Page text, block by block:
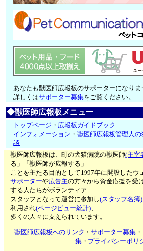
あなたも獣医師広報板のサポーターになりま
詳しくはサポーター募集をご覧ください。
◆獣医師広報板メニュー
トップページ ・ 広報板ガイドブック
インフォメーション ・獣医師広報板管理人の
談
獣医師広報板は、町の犬猫病院の獣医師(主宰
る」「獣医師が広報する」
ことを主たる目的として1997年に開設したウ
サポーターや広告主の方々から資金応援を受
する人たちがボランティア
スタッフとなって運営に参加し(スタッフ名簿)
利用され(ページビュー統計)、
多くの人々に支えられています。
獣医師広報板へのリンク ・サポーター募集 ・
集・ プライバシーポリ